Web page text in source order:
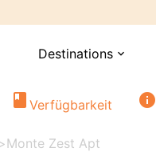
Destinations expand_more
book Verfügbarkeit info
>Monte Zest Apt